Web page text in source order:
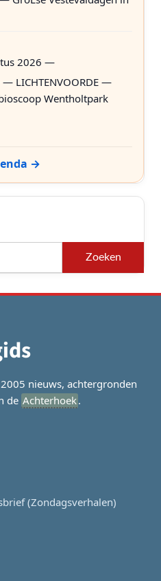
2026 —
— LICHTENVOORDE —
Wentholtpark
→
nieuws, achtergronden
de Achterhoek.
(Zondagsverhalen)